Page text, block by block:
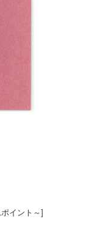
イント～]